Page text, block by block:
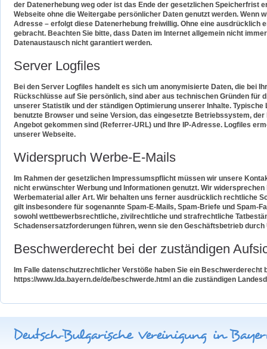
der Datenerhebung weg oder ist das Ende der gesetzlichen Speicherfrist
Webseite ohne die Weitergabe persönlicher Daten genutzt werden. Wenn
Adresse – erfolgt diese Datenerhebung freiwillig. Ohne eine
gebracht. Beachten Sie bitte, dass Daten im Internet allgemein nicht
Datenaustausch nicht garantiert werden.
Server Logfiles
Bei den Server Logfiles handelt es sich um anonymisierte Daten, die bei
Rückschlüsse auf Sie persönlich, sind aber aus technischen Gründen
unserer Statistik und der ständigen Optimierung unserer Inhalte.
benutzte Browser und seine Version, das eingesetzte Betriebssystem,
Angebot gekommen sind (Referrer-URL) und Ihre IP-Adresse. Logfiles
unserer Webseite.
Widerspruch Werbe-E-Mails
Im Rahmen der gesetzlichen Impressumspflicht müssen wir unsere
nicht erwünschter Werbung und Informationen genutzt. Wir
Werbematerial aller Art. Wir behalten uns ferner ausdrücklich rechtliche
gilt insbesondere für sogenannte Spam-E-Mails, Spam-Briefe und Spam-
sowohl wettbewerbsrechtliche, zivilrechtliche und strafrechtliche
Schadensersatzforderungen führen, wenn sie den Geschäftsbetrieb
Beschwerderecht bei der zuständigen
Im Falle datenschutzrechtlicher Verstöße haben Sie ein
https://www.lda.bayern.de/de/beschwerde.html an die zuständigen